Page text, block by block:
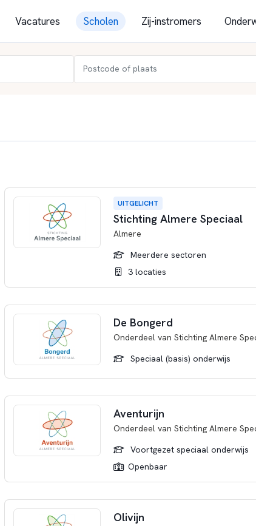
Vacatures Scholen Zij-instromers
UITGELICHT
Stichting Almere Speciaal
Almere
Meerdere sectoren
3 locaties
De Bongerd
Onderdeel van Stichting Almere
Speciaal (basis) onderwijs
Aventurijn
Onderdeel van Stichting Almere
Voortgezet speciaal onderwijs
Openbaar
Olivijn